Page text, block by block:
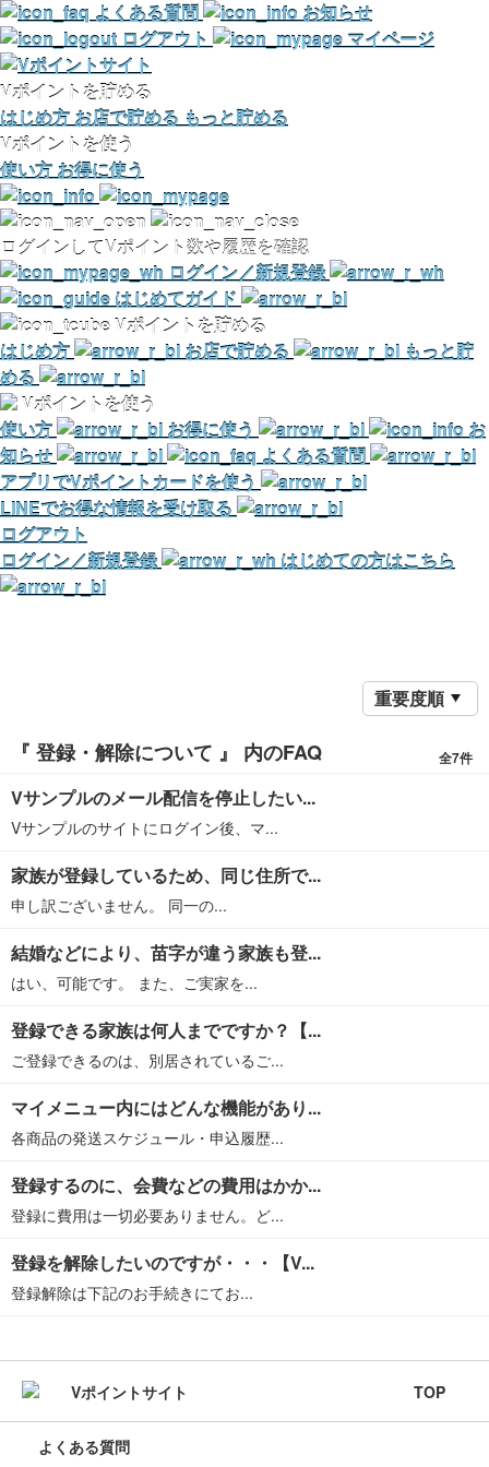
よくある質問
お知らせ
ログアウト
マイページ
Vポイントを貯める
はじめ方 お店で貯める もっと貯める
Vポイントを使う
使い方 お得に使う
ログインしてVポイント数や履歴を確認
ログイン／新規登録
はじめてガイド
Vポイントを貯める
はじめ方
お店で貯める
もっと貯
める
Vポイントを使う
使い方
お得に使う
お
知らせ
よくある質問
アプリでVポイントカードを使う
LINEでお得な情報を受け取る
ログアウト
ログイン／新規登録
はじめての方はこちら
重要度順
『 登録・解除について 』 内のFAQ 全7件
Vサンプルのメール配信を停止したい...
Vサンプルのサイトにログイン後、マ...
家族が登録しているため、同じ住所で...
申し訳ございません。 同一の...
結婚などにより、苗字が違う家族も登...
はい、可能です。 また、ご実家を...
登録できる家族は何人までですか？【...
ご登録できるのは、別居されているご...
マイメニュー内にはどんな機能があり...
各商品の発送スケジュール・申込履歴...
登録するのに、会費などの費用はかか...
登録に費用は一切必要ありません。ど...
登録を解除したいのですが・・・【V...
登録解除は下記のお手続きにてお...
TOP
よくある質問